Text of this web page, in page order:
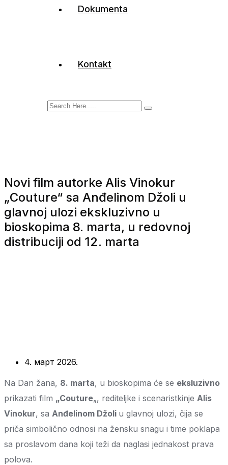
Dokumenta
Kontakt
Novi film autorke Alis Vinokur
„Couture“ sa Anđelinom Džoli u
glavnoj ulozi ekskluzivno u
bioskopima 8. marta, u redovnoj
distribuciji od 12. marta
4. март 2026.
Na Dan žana, 8. marta, u bioskopima će se eksluzivno
prikazati film „Couture„, rediteljke i scenaristkinje Alis
Vinokur, sa Anđelinom Džoli u glavnoj ulozi, čija se
priča simbolično odnosi na žensku snagu i time poklapa
sa proslavom dana koji teži da naglasi jednakost prava
polova.